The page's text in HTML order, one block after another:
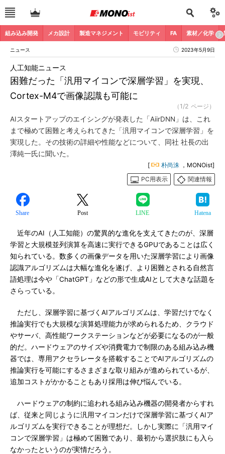
組み込み開発 メカ設計 製造マネジメント モビリティ FA 素材／化学
ニュース 2023年5月9日
困難だった「汎用マイコンで深層学習」を実現、
Cortex-M4で画像認識も可能に
人工知能ニュース
（1/2 ページ）
AIスタートアップのエイシングが発表した「AiirDNN」は、これ
まで極めて困難と考えられてきた「汎用マイコンで深層学習」を
実現した。その技術の詳細や性能などについて、同社 社長の出
澤純一氏に聞いた。
[ 朴尚洙 ，MONOist]
PC用表示
関連情報
Share Post LINE Hatena
近年のAI（人工知能）の驚異的な進化を支えてきたのが、深層
学習と大規模並列演算を高速に実行できるGPUであることは広く
知られている。数多くの画像データを用いた深層学習により画像
認識アルゴリズムは大幅な進化を遂げ、より困難とされる自然言
語処理は今や「ChatGPT」などの形で生成AIとして大きな話題を
さらっている。
ただし、深層学習に基づくAIアルゴリズムは、学習だけでなく
推論実行でも大規模な演算処理能力が求められるため、クラウド
やサーバ、高性能ワークステーションなどが必要になるのが一般
的だ。ハードウェアのサイズや消費電力で制限のある組み込み機
器では、専用アクセラレータを搭載することでAIアルゴリズムの
推論実行を可能にするさまざまな取り組みが進められているが、
追加コストがかかることもあり採用は伸び悩んでいる。
ハードウェアの制約に追われる組み込み機器の開発者からすれ
ば、従来と同じように汎用マイコンだけで深層学習に基づくAIア
ルゴリズムを実行できることが理想だ。しかし実際に「汎用マイ
コンで深層学習」は極めて困難であり、最初から選択肢にも入ら
なかったというのが実情だろう。